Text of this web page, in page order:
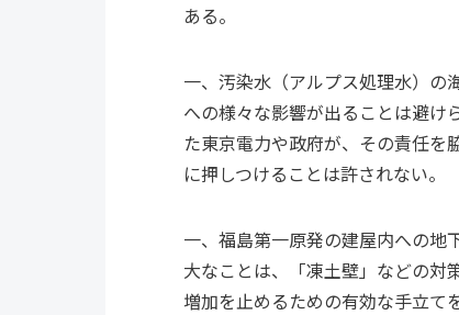
ある。
一、汚染水（アルプス処理水）の
への様々な影響が出ることは避け
た東京電力や政府が、その責任を
に押しつけることは許されない。
一、福島第一原発の建屋内への地
大なことは、「凍土壁」などの対
増加を止めるための有効な手立て